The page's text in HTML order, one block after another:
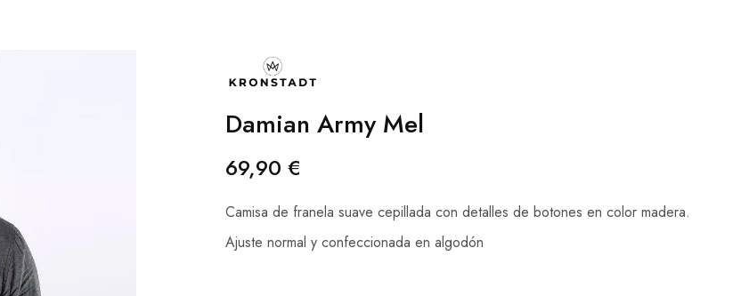
Damian Army Mel
69,90 €
Camisa de franela suave cepillada con detalles de botones en color madera.
Ajuste normal y confeccionada en algodón